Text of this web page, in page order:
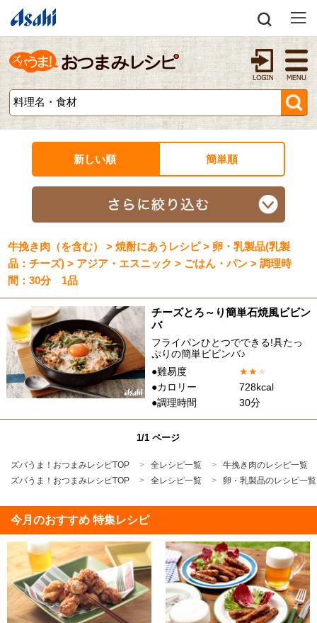
新しい順 簡単順
牛挽き肉（を含む） > 焼酎にあうレシピ > 卵・乳製品(乳製
品：チーズ) > アジア・エスニック > ごはん・パン > 調理時
間：30分 1品
チーズとろ～り簡単石焼風ビビン
バ
フライパンひとつでできる!具たっ
ぷりの簡単ビビンバ♪
●難易度
★★★
●カロリー
728kcal
●調理時間
30分
1/1 ページ
ズバうま！おつまみレシピTOP 全レシピ一覧
牛挽き肉のレシピ一覧
ズバうま！おつまみレシピTOP
全レシピ一覧 卵・乳製品のレシピ一覧
今月のおすすめ 特集レシピ